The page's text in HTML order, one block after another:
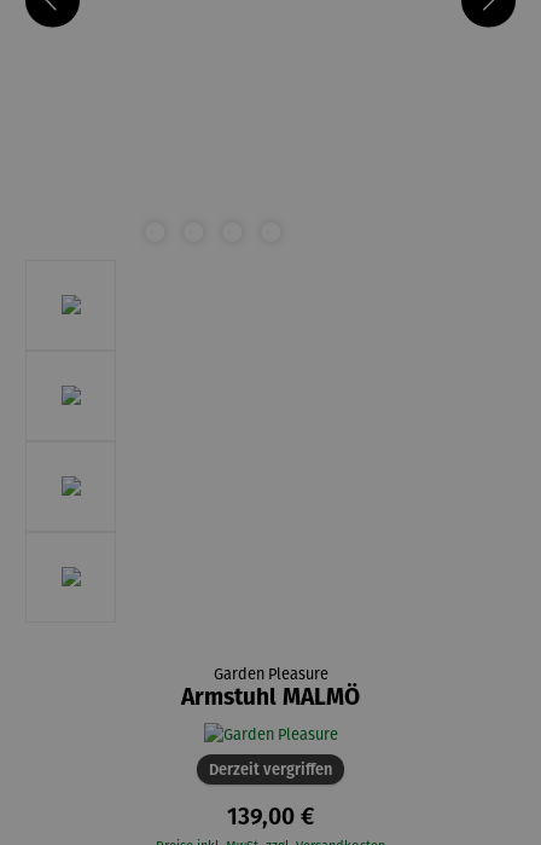
Garden Pleasure
Armstuhl MALMÖ
Derzeit vergriffen
139,00 €